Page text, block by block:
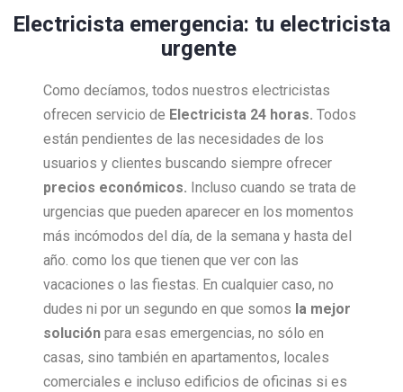
Electricista emergencia: tu electricista
urgente
Como decíamos, todos nuestros electricistas
ofrecen servicio de Electricista 24 horas. Todos
están pendientes de las necesidades de los
usuarios y clientes buscando siempre ofrecer
precios económicos. Incluso cuando se trata de
urgencias que pueden aparecer en los momentos
más incómodos del día, de la semana y hasta del
año. como los que tienen que ver con las
vacaciones o las fiestas. En cualquier caso, no
dudes ni por un segundo en que somos la mejor
solución para esas emergencias, no sólo en
casas, sino también en apartamentos, locales
comerciales e incluso edificios de oficinas si es